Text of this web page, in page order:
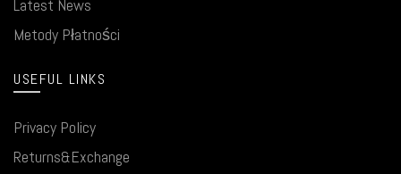
Latest News
Metody Płatności
USEFUL LINKS
Privacy Policy
Returns&Exchange